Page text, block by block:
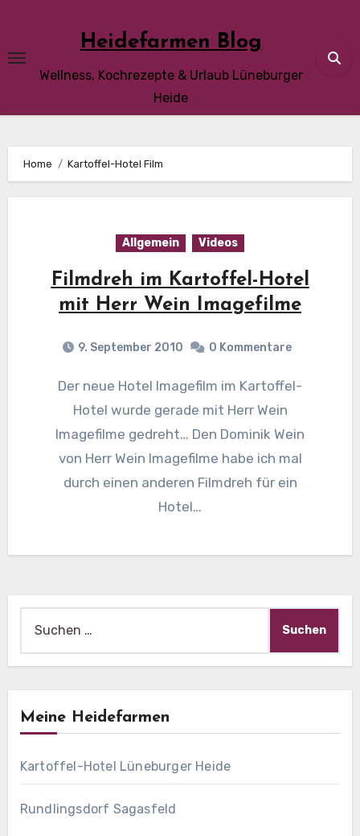
content
Heidefarmen Blog
Wellness, Kochrezepte & Urlaub Lüneburger
Heide
Home Kartoffel-Hotel Film
Allgemein Videos
Filmdreh im Kartoffel-Hotel
mit Herr Wein Imagefilme
9. September 2010 0 Kommentare
Der neue Hotel Imagefilm im Kartoffel-
Hotel wurde gerade mit Herr Wein
Imagefilme gedreht… Den Dominik Wein
von Herr Wein Imagefilme habe ich mal
durch einen anderen Filmdreh für ein
Hotel…
nach:
Meine Heidefarmen
Kartoffel-Hotel Lüneburger Heide
Rundlingsdorf Sagasfeld